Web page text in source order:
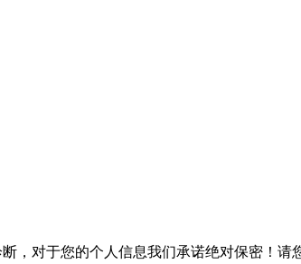
，对于您的个人信息我们承诺绝对保密！请